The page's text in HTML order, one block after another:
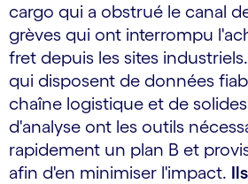
cargo qui a obstrué le canal
grèves qui ont interrompu
fret depuis les sites
qui disposent de données
chaîne logistique et de
d'analyse ont les outils
rapidement un plan B et
afin d'en minimiser l'impact.